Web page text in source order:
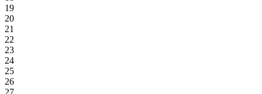
19
20
21
22
23
24
25
26
27